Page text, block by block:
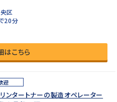
区
20分
はこちら
迎
ンタートナーの製造オペレーター